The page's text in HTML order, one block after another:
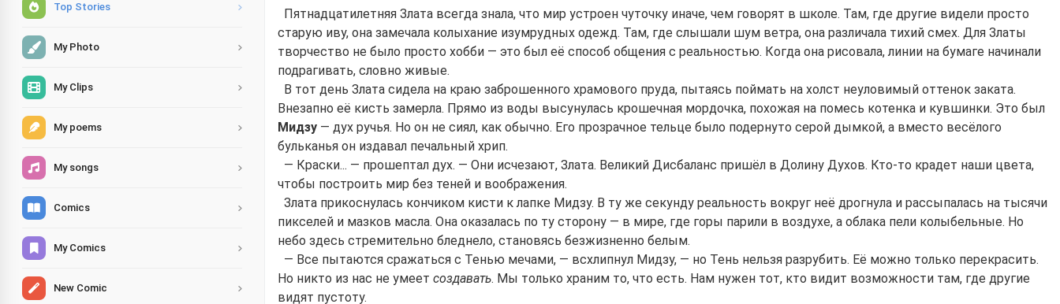
Top Stories
My Photo
My Clips
My poems
My songs
Comics
My Comics
New Comic
Пятнадцатилетняя Злата всегда знала, что мир устроен чуточку иначе, чем говорят в школе. Там, где другие видели просто
старую иву, она замечала колыхание изумрудных одежд. Там, где слышали шум ветра, она различала тихий смех. Для Златы
творчество не было просто хобби — это был её способ общения с реальностью. Когда она рисовала, линии на бумаге начинали
подрагивать, словно живые.
В тот день Злата сидела на краю заброшенного храмового пруда, пытаясь поймать на холст неуловимый оттенок заката.
Внезапно её кисть замерла. Прямо из воды высунулась крошечная мордочка, похожая на помесь котенка и кувшинки. Это был
Мидзу — дух ручья. Но он не сиял, как обычно. Его прозрачное тельце было подернуто серой дымкой, а вместо весёлого
бульканья он издавал печальный хрип.
— Краски... — прошептал дух. — Они исчезают, Злата. Великий Дисбаланс пришёл в Долину Духов. Кто-то крадет наши цвета,
чтобы построить мир без теней и воображения.
Злата прикоснулась кончиком кисти к лапке Мидзу. В ту же секунду реальность вокруг неё дрогнула и рассыпалась на тысячи
пикселей и мазков масла. Она оказалась по ту сторону — в мире, где горы парили в воздухе, а облака пели колыбельные. Но
небо здесь стремительно бледнело, становясь безжизненно белым.
— Все пытаются сражаться с Тенью мечами, — всхлипнул Мидзу, — но Тень нельзя разрубить. Её можно только перекрасить.
Но никто из нас не умеет создавать. Мы только храним то, что есть. Нам нужен тот, кто видит возможности там, где другие
видят пустоту.